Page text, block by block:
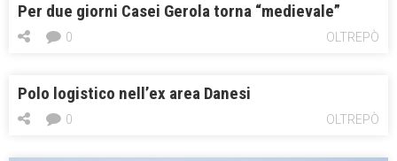
Per due giorni Casei Gerola torna “medievale”
OLTREPÒ
0
Polo logistico nell’ex area Danesi
OLTREPÒ
0